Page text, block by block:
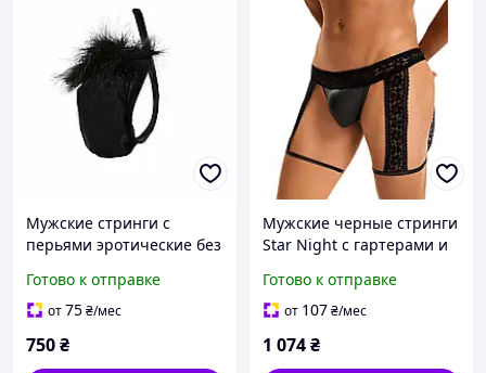
Мужские стринги с
перьями эротические без
Готово к отправке
от75₴/мес
750₴
Мужские черные стринги
Star Night с гартерами и
Секс-игрушки секс-шоп
Готово к отправке
от 107₴/мес
1 074₴